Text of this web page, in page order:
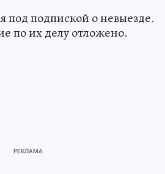
под подпиской о невыезде.
по их делу отложено.